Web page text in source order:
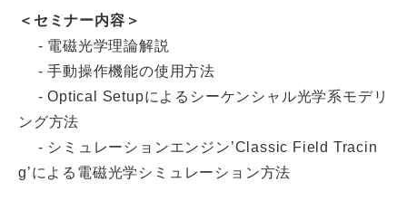
＜セミナー内容＞
- 電磁光学理論解説
- 手動操作機能の使用方法
- Optical Setupによるシーケンシャル光学系モデリ
ング方法
- シミュレーションエンジン’Classic Field Tracin
g’による電磁光学シミュレーション方法